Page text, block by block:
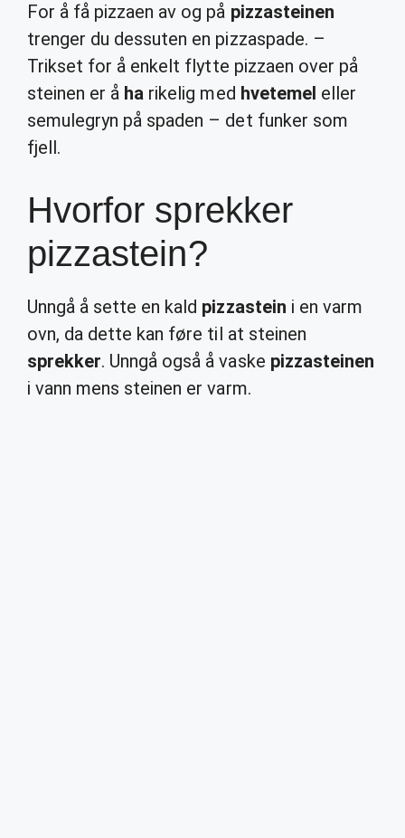
For å få pizzaen av og på pizzasteinen
trenger du dessuten en pizzaspade. –
Trikset for å enkelt flytte pizzaen over på
steinen er å ha rikelig med hvetemel eller
semulegryn på spaden – det funker som
fjell.
Hvorfor sprekker
pizzastein?
Unngå å sette en kald pizzastein i en varm
ovn, da dette kan føre til at steinen
sprekker. Unngå også å vaske pizzasteinen
i vann mens steinen er varm.